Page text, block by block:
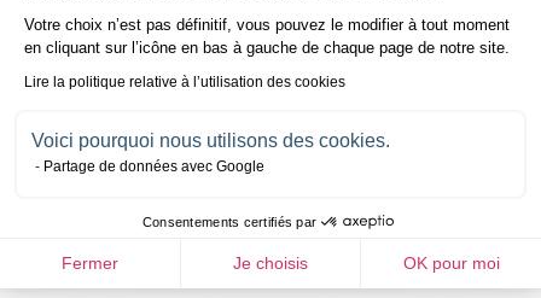
Votre choix n’est pas définitif, vous pouvez le modifier à tout moment
en cliquant sur l’icône en bas à gauche de chaque page de notre site.
Lire la politique relative à l’utilisation des cookies
Voici pourquoi nous utilisons des cookies.
Partage de données avec Google
Consentements certifiés par
Fermer Je choisis OK pour moi
Télécharger
montre
Pdf/802.24 Ko
Télécharger